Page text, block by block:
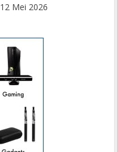
12 Mei 2026